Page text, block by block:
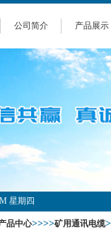
公司简介 产品展示
星期四
品中心>>>>矿用通讯电缆